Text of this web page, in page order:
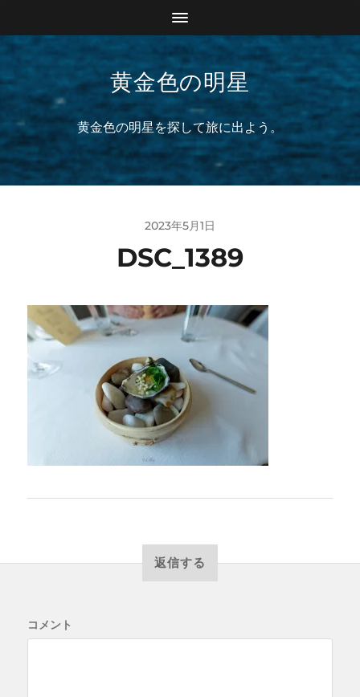
黄金色の明星
黄金色の明星を探して旅に出よう。
2023年5月1日
DSC_1389
返信する
コメント